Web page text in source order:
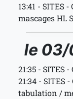
13:41 - SITES
mascages HL
le
21:35 - SITES
21:34 - SITES
tabulation /